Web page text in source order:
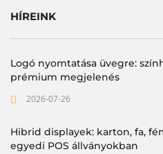
HÍREINK
Logó nyomtatása üvegre:
prémium megjelenés
2026-07-26
Hibrid displayek: karton, fa,
egyedi POS állványokban